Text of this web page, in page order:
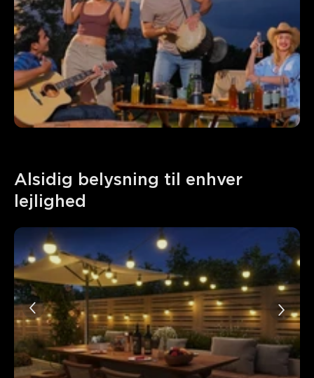
Alsidig belysning til enhver
lejlighed